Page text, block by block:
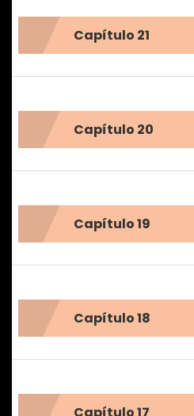
Capítulo 21
Capítulo 20
Capítulo 19
Capítulo 18